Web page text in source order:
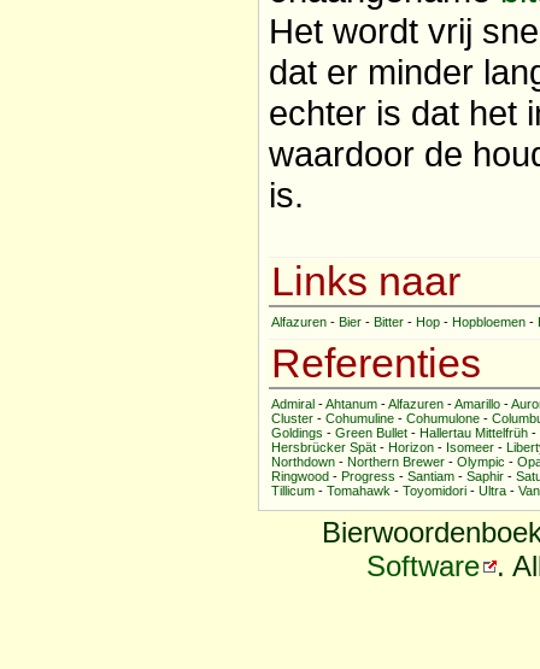
Het wordt vrij
dat er minder
echter is dat het
waardoor de
is.
Links naar
Alfazuren - Bier - Bitter - Hop - Hopbloemen -
Referenties
Admiral -Ahtanum -Alfazuren -Amarillo -
Cluster - Cohumuline - Cohumulone -
Goldings - Green Bullet - Hallertau Mittelfrüh -
Hersbrücker Spät - Horizon - Isomeer -
Northdown - Northern Brewer - Olympic -
Ringwood - Progress - Santiam - Saphir -
Tillicum - Tomahawk - Toyomidori - Ultra -
Software .